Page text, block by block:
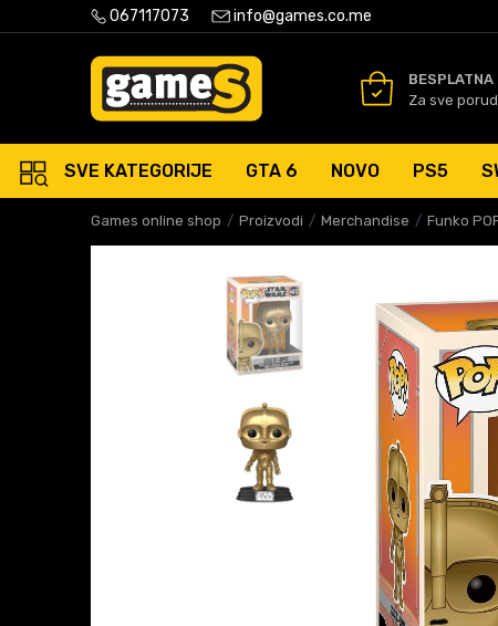
067117073 info@games.co.me
ISPORUKA PORUDŽBINA PREKO 50 EURSIGURNO PLAĆANJE PLATNIM
BESPLATNA
Za sve
SVE KATEGORIJE GTA 6 NOVO PS5
Games online shop Proizvodi Merchandise Funko